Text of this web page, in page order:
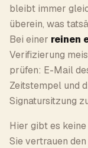
bleibt immer
überein, was
Bei einer reinen
Verifizierung
prüfen: E-Mail
Zeitstempel und
Signatursitzung
Hier gibt es
Sie vertrauen